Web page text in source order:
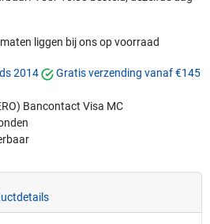
liggen bij ons op voorraad
2014
Gratis verzending vanaf €145
Bancontact Visa MC